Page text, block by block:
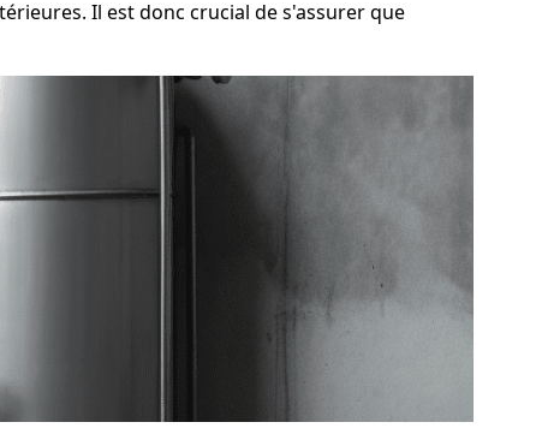
Il est donc crucial de s'assurer que